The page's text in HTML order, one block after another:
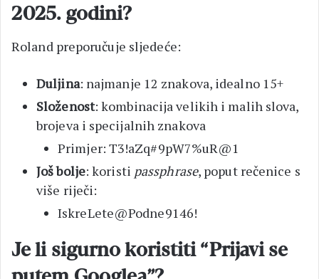
2025. godini?
Roland preporučuje sljedeće:
Duljina: najmanje 12 znakova, idealno 15+
Složenost: kombinacija velikih i malih slova,
brojeva i specijalnih znakova
Primjer: T3!aZq#9pW7%uR@1
Još bolje: koristi passphrase, poput rečenice s
više riječi:
IskreLete@Podne9146!
Je li sigurno koristiti “Prijavi se